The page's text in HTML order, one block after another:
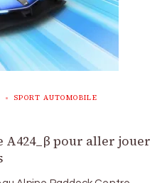
SPORT AUTOMOBILE
A424_β pour aller jouer